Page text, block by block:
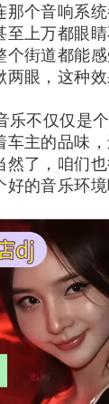
那个音响系
至上万都眼
街道都能感
两眼，这种
乐不仅仅是
车主的品味
然了，咱们
好的音乐环